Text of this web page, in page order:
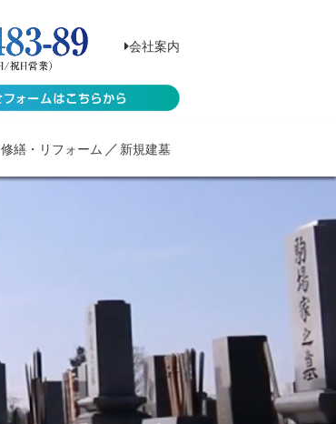
会社案内
修繕・リフォーム 新規建墓